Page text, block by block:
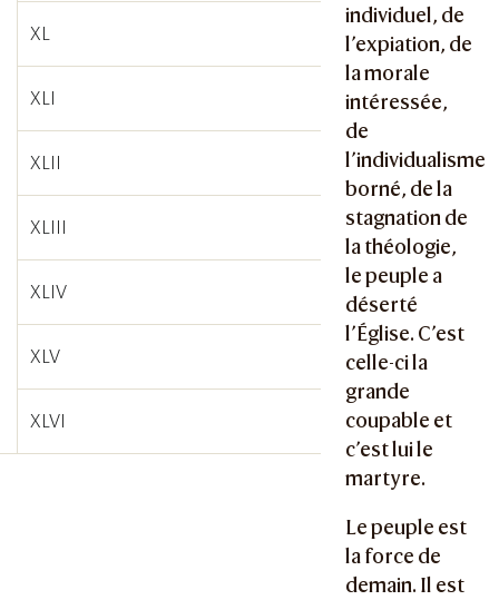
individuel, de
l’expiation, de
la morale
intéressée,
de
l’individualisme
borné, de la
stagnation de
la théologie,
le peuple a
déserté
l’Église. C’est
celle-ci la
grande
coupable et
c’est lui le
martyre.
Le peuple est
la force de
demain. Il est
XL
XLI
XLII
XLIII
XLIV
XLV
XLVI